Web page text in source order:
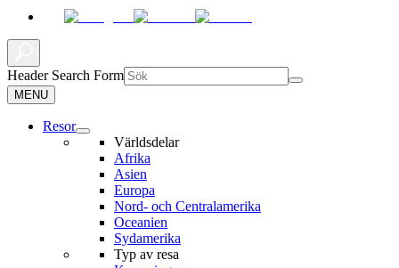
Header Search Form
MENU
Resor
Världsdelar
Afrika
Asien
Europa
Nord- och Centralamerika
Oceanien
Sydamerika
Typ av resa